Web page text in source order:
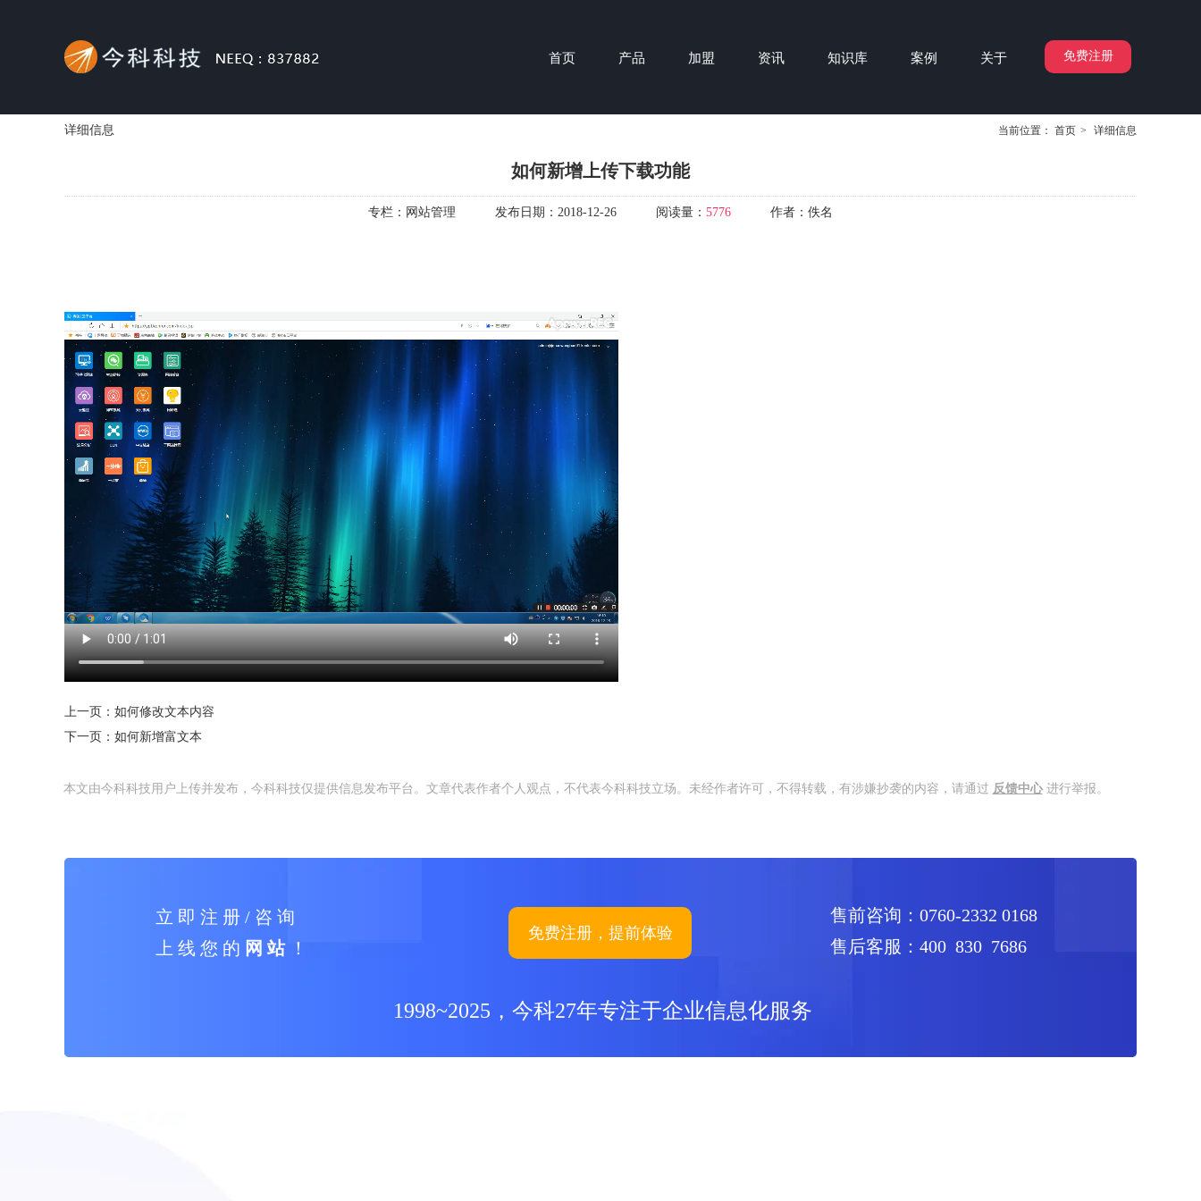
免费注册
首页 产品 加盟 资讯 知识库 案例 关于
详细信息 当前位置： 首页 > 详细信息
如何新增上传下载功能
专栏： 网站管理 发布日期： 2018-12-26 阅读量： 5776 作者： 佚名
上一页： 如何修改文本内容
下一页： 如何新增富文本
本文由今科科技用户上传并发布，今科科技仅提供信息发布平台。文章代表作者个人观点，不代表今科科技立场。未经作者许可，不得转载，有涉嫌抄袭的内容，请通过 反馈中心进行举报。
售前咨询：0760-2332 0168
售后客服：400 830 7686
1998~2025，今科27年专注于企业信息化服务
立 即 注 册 / 咨 询
上 线 您 的 网 站！
免费注册，提前体验